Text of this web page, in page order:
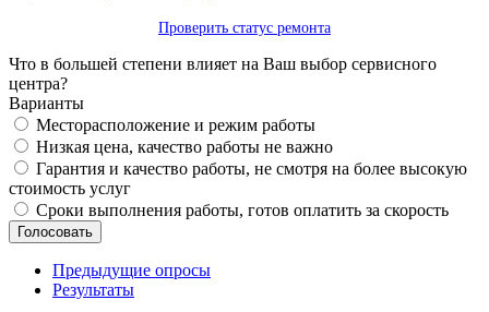
Проверить статус ремонта
Что в большей степени влияет на Ваш выбор сервисного
центра?
Варианты
Месторасположение и режим работы
Низкая цена, качество работы не важно
Гарантия и качество работы, не смотря на более высокую
стоимость услуг
Сроки выполнения работы, готов оплатить за скорость
Предыдущие опросы
Результаты